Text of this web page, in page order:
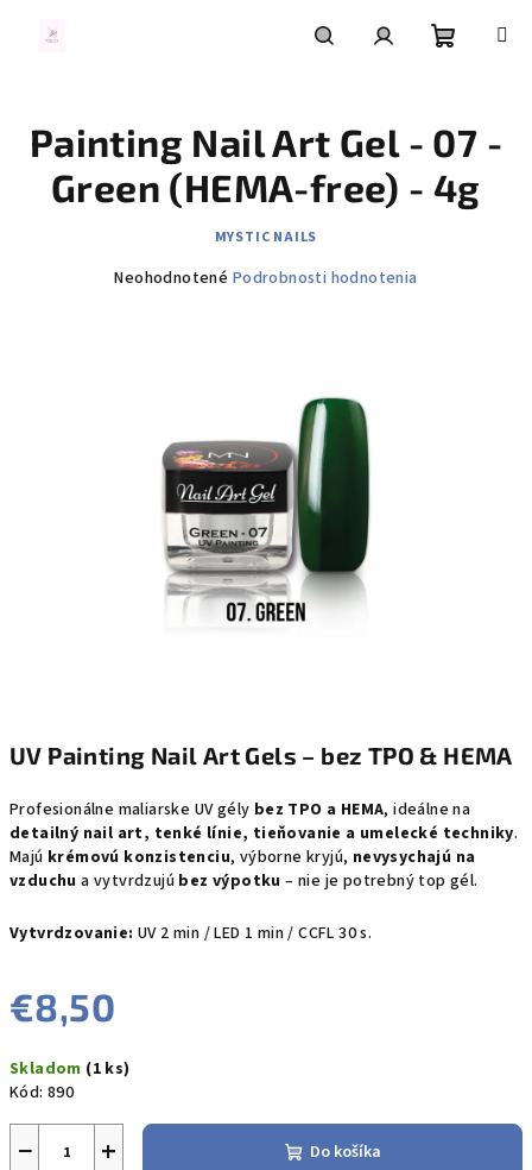
košík
UV Painting Nail Art Gels – bez TPO & HEMA
Profesionálne maliarske UV gély bez TPO a HEMA, ideálne na
detailný nail art, tenké línie, tieňovanie a umelecké techniky.
Majú krémovú konzistenciu, výborne kryjú, nevysychajú na
vzduchu a vytvrdzujú bez výpotku – nie je potrebný top gél.
Vytvrdzovanie: UV 2 min / LED 1 min / CCFL 30 s.
€8,50
cena:
Skladom (1 ks)
Kód: 890
+
− Do košíka
Painting Nail Art Gel - 07 -
Green (HEMA-free) - 4g
MYSTIC NAILS
Priemerné
hviezdičiek.
Neohodnotené Podrobnosti hodnotenia